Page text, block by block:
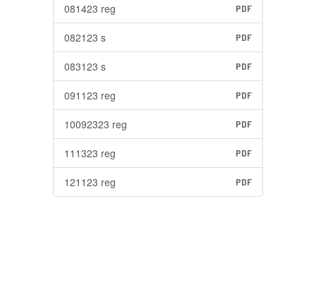
081423 reg PDF
082123 s PDF
083123 s PDF
091123 reg PDF
10092323 reg PDF
111323 reg PDF
121123 reg PDF